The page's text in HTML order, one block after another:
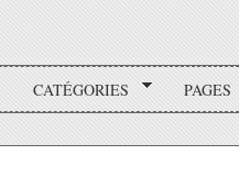
CATÉGORIES PAGES